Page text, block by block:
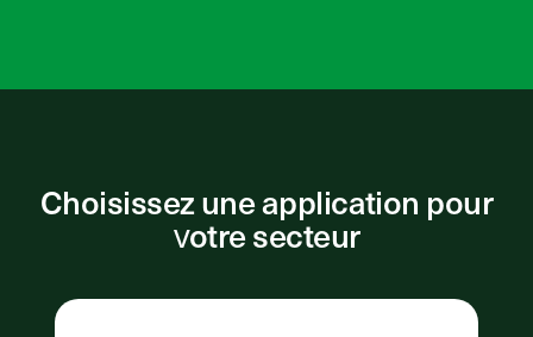
Choisissez une application pour
votre secteur